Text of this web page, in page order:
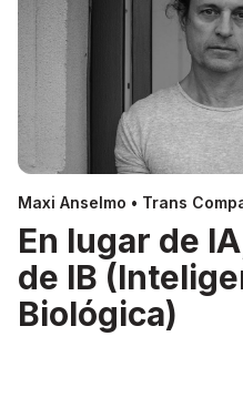
Maxi Anselmo • Trans
En lugar de
de IB
Biológica)